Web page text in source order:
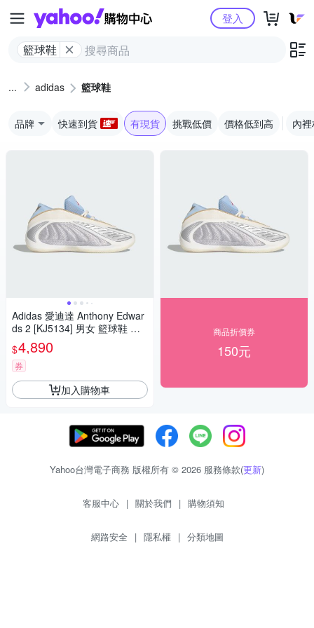
Yahoo購物中心
籃球鞋
登入
adidas 籃球鞋
品牌 快速到貨 有現貨 挑戰低價 價格低到高 內
Adidas 愛迪達 Anthony Edwar
ds 2 [KJ5134] 男女 籃球鞋 穩
定 支撐 緩震 銀 藍
$4,890
券
加入購物車
商品折價券
150元
Yahoo台灣電子商務 版權所有 © 2026 服務條款(更新)
客服中心 | 關於我們 | 購物須知
網路安全 | 隱私權 | 分類地圖